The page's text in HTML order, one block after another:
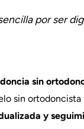
por ser
sin
sin
y